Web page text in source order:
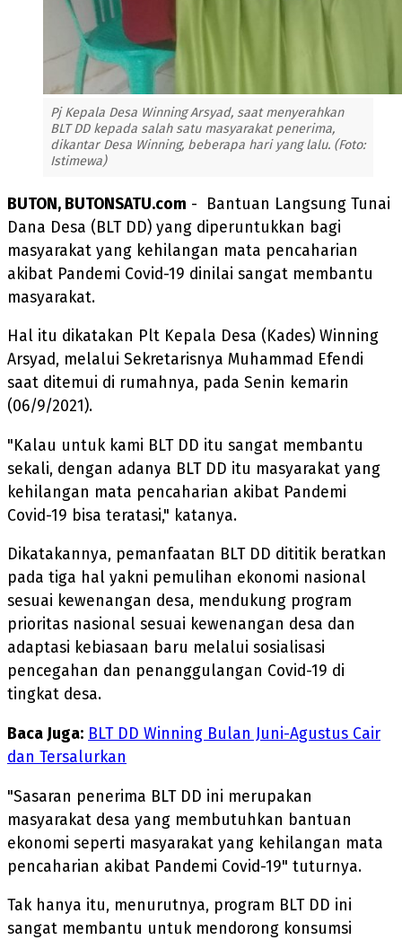
Pj Kepala Desa Winning Arsyad, saat menyerahkan
BLT DD kepada salah satu masyarakat penerima,
dikantar Desa Winning, beberapa hari yang lalu. (Foto:
Istimewa)
BUTON, BUTONSATU.com - Bantuan Langsung Tunai
Dana Desa (BLT DD) yang diperuntukkan bagi
masyarakat yang kehilangan mata pencaharian
akibat Pandemi Covid-19 dinilai sangat membantu
masyarakat.
Hal itu dikatakan Plt Kepala Desa (Kades) Winning
Arsyad, melalui Sekretarisnya Muhammad Efendi
saat ditemui di rumahnya, pada Senin kemarin
(06/9/2021).
"Kalau untuk kami BLT DD itu sangat membantu
sekali, dengan adanya BLT DD itu masyarakat yang
kehilangan mata pencaharian akibat Pandemi
Covid-19 bisa teratasi," katanya.
Dikatakannya, pemanfaatan BLT DD dititik beratkan
pada tiga hal yakni pemulihan ekonomi nasional
sesuai kewenangan desa, mendukung program
prioritas nasional sesuai kewenangan desa dan
adaptasi kebiasaan baru melalui sosialisasi
pencegahan dan penanggulangan Covid-19 di
tingkat desa.
Baca Juga: BLT DD Winning Bulan Juni-Agustus Cair
dan Tersalurkan
"Sasaran penerima BLT DD ini merupakan
masyarakat desa yang membutuhkan bantuan
ekonomi seperti masyarakat yang kehilangan mata
pencaharian akibat Pandemi Covid-19" tuturnya.
Tak hanya itu, menurutnya, program BLT DD ini
sangat membantu untuk mendorong konsumsi